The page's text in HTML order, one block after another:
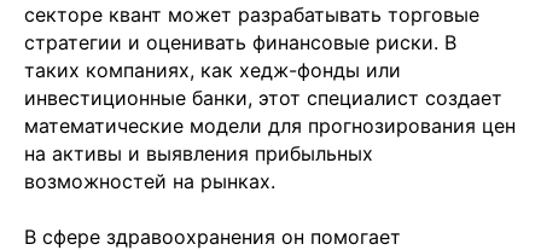
секторе квант может разрабатывать торговые
стратегии и оценивать финансовые риски. В
таких компаниях, как хедж-фонды или
инвестиционные банки, этот специалист создает
математические модели для прогнозирования цен
на активы и выявления прибыльных
возможностей на рынках.
В сфере здравоохранения он помогает